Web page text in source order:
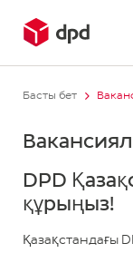
Басты бет
DPD
құрыңыз!
Қазақстандағы